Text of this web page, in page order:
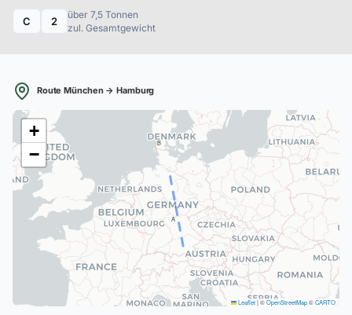
C 2
über 7,5 Tonnen
zul. Gesamtgewicht
Route München → Hamburg
A
B
+
−
Leaflet|©OpenStreetMap©CARTO